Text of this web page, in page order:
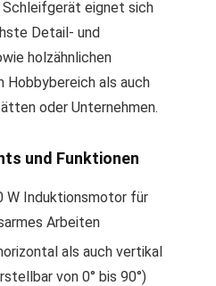
eignet sich
Detail- und
holzähnlichen
Hobbybereich als auch
oder Unternehmen.
und Funktionen
W Induktionsmotor für
Arbeiten
als auch vertikal
von 0° bis 90°)